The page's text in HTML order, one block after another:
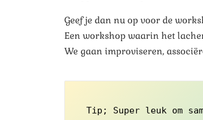
Geef je dan nu op voor de
Een workshop waarin het
We gaan improviseren,
Tip; Super leuk om